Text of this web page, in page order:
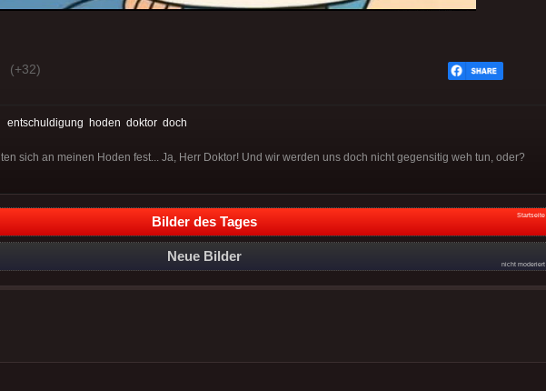
(+32)
entschuldigung hoden doktor doch
sich an meinen Hoden fest... Ja, Herr Doktor! Und wir werden uns doch nicht gegensitig weh tun, oder?
Bilder des Tages Startseite
Neue Bilder
nicht moderiert